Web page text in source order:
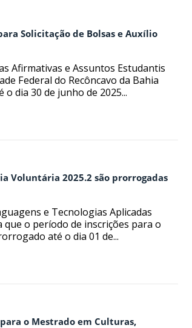
Solicitação de Bolsas e Auxílio
Afirmativas e Assuntos Estudantis
Federal do Recôncavo da Bahia
dia 30 de junho de 2025...
Voluntária 2025.2 são prorrogadas
e Tecnologias Aplicadas
que o período de inscrições para o
até o dia 01 de...
o Mestrado em Culturas,